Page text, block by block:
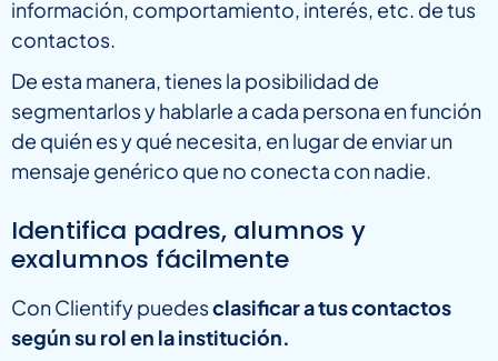
información, comportamiento, interés, etc. de tus
contactos.
De esta manera, tienes la posibilidad de
segmentarlos y hablarle a cada persona en función
de quién es y qué necesita, en lugar de enviar un
mensaje genérico que no conecta con nadie.
Identifica padres, alumnos y
exalumnos fácilmente
Con Clientify puedesclasificar a tus contactos
según su rol en la institución.